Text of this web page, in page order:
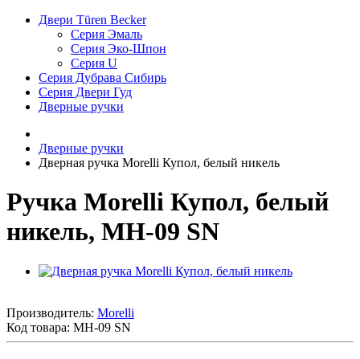
Двери Türen Becker
Серия Эмаль
Серия Эко-Шпон
Серия U
Серия Дубрава Сибирь
Серия Двери Гуд
Дверные ручки
Дверные ручки
Дверная ручка Morelli Купол, белый никель
Ручка Morelli Купол, белый
никель, MH-09 SN
Производитель: Morelli
Код товара: MH-09 SN